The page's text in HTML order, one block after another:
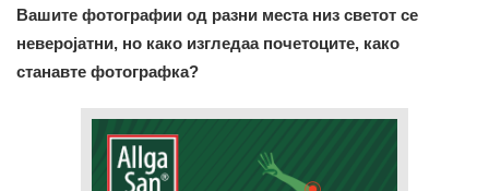
Вашите фотографии од разни места низ светот се
неверојатни, но како изгледаа почетоците, како
станавте фотографка?